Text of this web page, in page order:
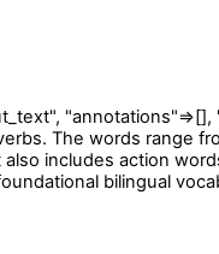
"annotations"=>[],
The words range
includes action
bilingual